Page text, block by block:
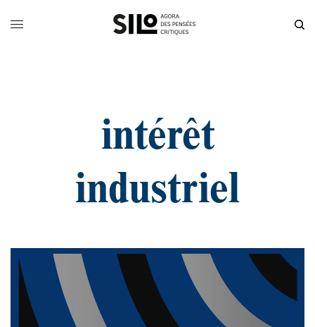
intérêt
industriel